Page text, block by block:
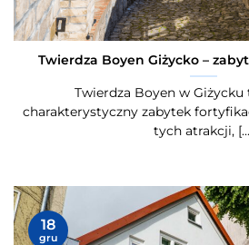
Twierdza Boyen Giżycko –
Twierdza Boyen w Giżycku
charakterystyczny zabytek
tych atrakcji,
18
gru